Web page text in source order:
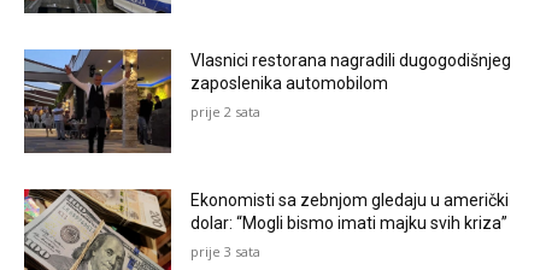
Vlasnici restorana nagradili dugogodišnjeg
zaposlenika automobilom
prije 2 sata
Ekonomisti sa zebnjom gledaju u američki
dolar: “Mogli bismo imati majku svih kriza”
prije 3 sata